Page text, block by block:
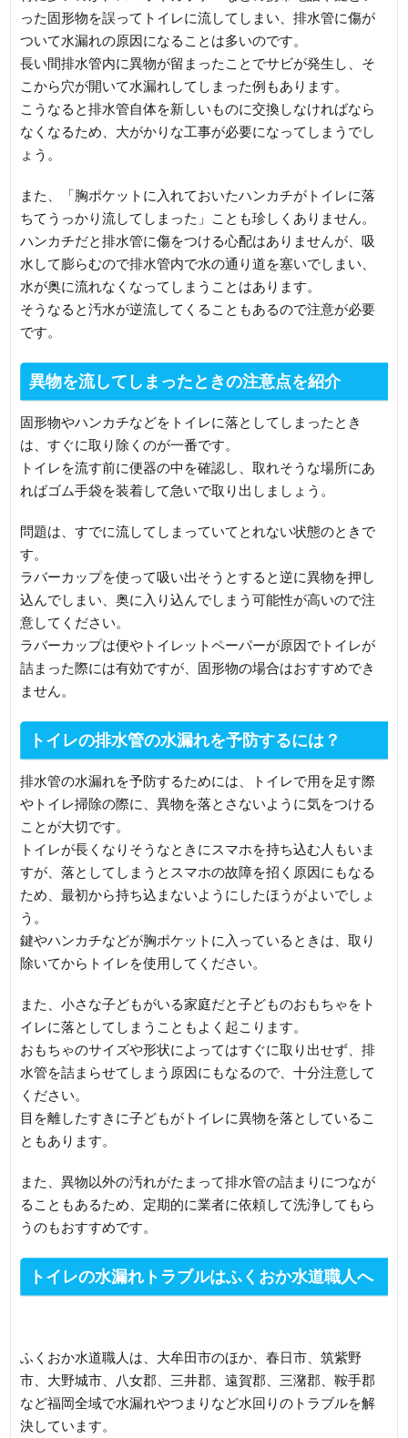
った固形物を誤ってトイレに流してしまい、排水管に傷が
ついて水漏れの原因になることは多いのです。
長い間排水管内に異物が留まったことでサビが発生し、そ
こから穴が開いて水漏れしてしまった例もあります。
こうなると排水管自体を新しいものに交換しなければなら
なくなるため、大がかりな工事が必要になってしまうでし
ょう。
また、「胸ポケットに入れておいたハンカチがトイレに落
ちてうっかり流してしまった」ことも珍しくありません。
ハンカチだと排水管に傷をつける心配はありませんが、吸
水して膨らむので排水管内で水の通り道を塞いでしまい、
水が奥に流れなくなってしまうことはあります。
そうなると汚水が逆流してくることもあるので注意が必要
です。
異物を流してしまったときの注意点を紹介
固形物やハンカチなどをトイレに落としてしまったとき
は、すぐに取り除くのが一番です。
トイレを流す前に便器の中を確認し、取れそうな場所にあ
ればゴム手袋を装着して急いで取り出しましょう。
問題は、すでに流してしまっていてとれない状態のときで
す。
ラバーカップを使って吸い出そうとすると逆に異物を押し
込んでしまい、奥に入り込んでしまう可能性が高いので注
意してください。
ラバーカップは便やトイレットペーパーが原因でトイレが
詰まった際には有効ですが、固形物の場合はおすすめでき
ません。
トイレの排水管の水漏れを予防するには？
排水管の水漏れを予防するためには、トイレで用を足す際
やトイレ掃除の際に、異物を落とさないように気をつける
ことが大切です。
トイレが長くなりそうなときにスマホを持ち込む人もいま
すが、落としてしまうとスマホの故障を招く原因にもなる
ため、最初から持ち込まないようにしたほうがよいでしょ
う。
鍵やハンカチなどが胸ポケットに入っているときは、取り
除いてからトイレを使用してください。
また、小さな子どもがいる家庭だと子どものおもちゃをト
イレに落としてしまうこともよく起こります。
おもちゃのサイズや形状によってはすぐに取り出せず、排
水管を詰まらせてしまう原因にもなるので、十分注意して
ください。
目を離したすきに子どもがトイレに異物を落としているこ
ともあります。
また、異物以外の汚れがたまって排水管の詰まりにつなが
ることもあるため、定期的に業者に依頼して洗浄してもら
うのもおすすめです。
トイレの水漏れトラブルはふくおか水道職人へ
ふくおか水道職人は、大牟田市のほか、春日市、筑紫野
市、大野城市、八女郡、三井郡、遠賀郡、三潴郡、鞍手郡
など福岡全域で水漏れやつまりなど水回りのトラブルを解
決しています。